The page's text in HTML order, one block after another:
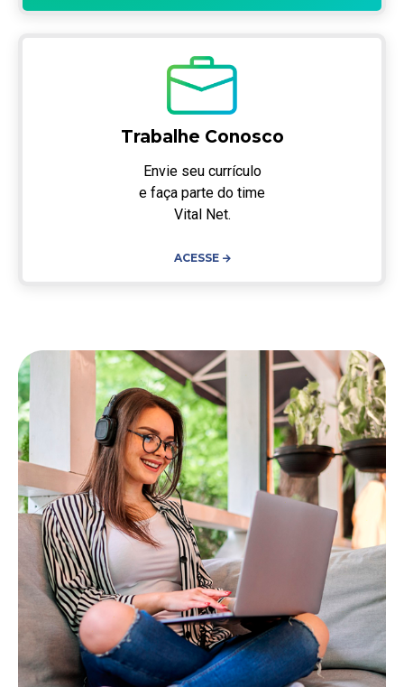
Trabalhe Conosco
Envie seu currículo
e faça parte do time
Vital Net.
ACESSE